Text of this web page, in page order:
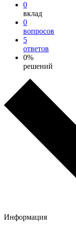
0
вклад
0
вопросов
5
ответов
0%
решений
Информация